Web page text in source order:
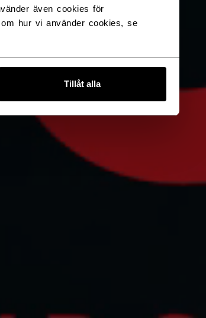
även cookies för
hur vi använder cookies, se
Tillåt alla